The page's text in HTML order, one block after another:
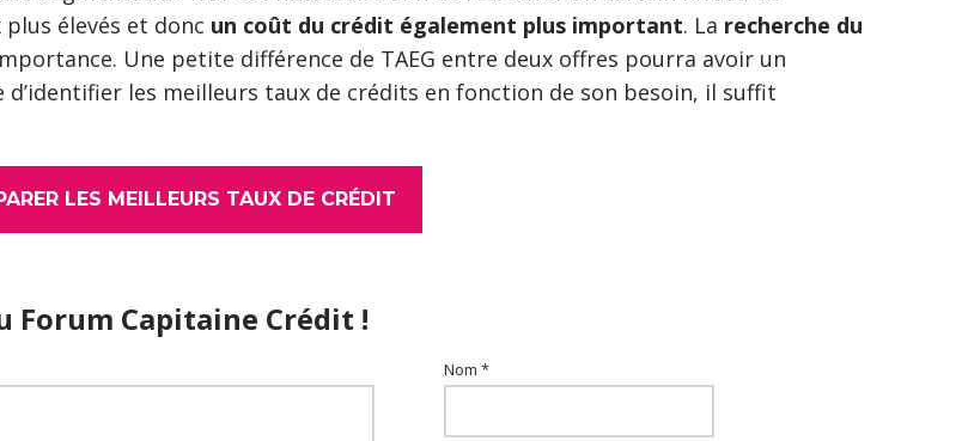
élevés et donc un coût du crédit également plus important. La recherche du
Une petite différence de TAEG entre deux offres pourra avoir un
les meilleurs taux de crédits en fonction de son besoin, il suffit
LES MEILLEURS TAUX DE CRÉDIT
Forum Capitaine Crédit !
Nom *